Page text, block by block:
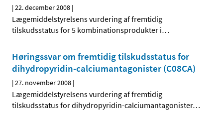
|22. december 2008 |
Lægemiddelstyrelsens vurdering af fremtidig
tilskudsstatus for 5 kombinationsprodukter i…
Høringssvar om fremtidig tilskudsstatus for
dihydropyridin-calciumantagonister (C08CA)
|27. november 2008 |
Lægemiddelstyrelsens vurdering af fremtidig
tilskudsstatus for dihydropyridin-calciumantagonister…